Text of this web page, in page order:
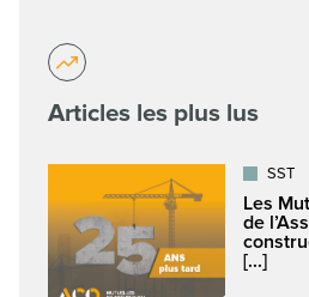
Articles les plus lus
SST
Les
de
[...]